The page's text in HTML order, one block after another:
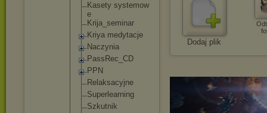
Kasety systemow
e
Krija_seminar
Kriya medytacje
Naczynia
PassRec_ CD
PPN
Relaksacyjne
Superlearning
Szkutnik
Dodaj plik